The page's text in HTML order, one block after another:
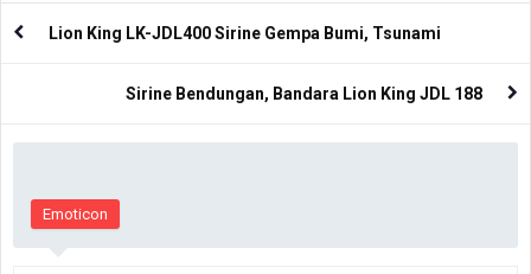
Lion King LK-JDL400 Sirine Gempa Bumi, Tsunami
Sirine Bendungan, Bandara Lion King JDL 188
Emoticon